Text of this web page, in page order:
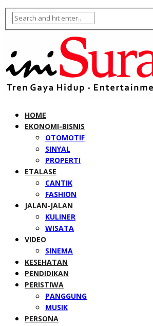
HOME
EKONOMI-BISNIS
OTOMOTIF
SINYAL
PROPERTI
ETALASE
CANTIK
FASHION
JALAN-JALAN
KULINER
WISATA
VIDEO
SINEMA
KESEHATAN
PENDIDIKAN
PERISTIWA
PANGGUNG
MUSIK
PERSONA